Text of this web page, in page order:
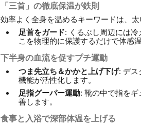
「三首」の徹底保温が鉄則
効率よく全身を温めるキーワードは、
足首をガード: くるぶし周辺には
こを物理的に保護するだけで体感
下半身の血流を促すプチ運動
つま先立ち＆かかと上げ下げ: デス
機能が活性化します。
足指グーパー運動: 靴の中で指を
善します。
食事と入浴で深部体温を上げる